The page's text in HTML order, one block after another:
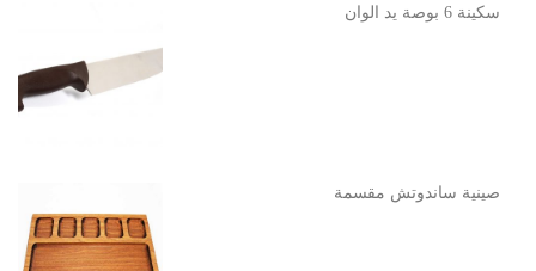
سكينة 6 بوصة يد الوان
صينية ساندوتش مقسمة